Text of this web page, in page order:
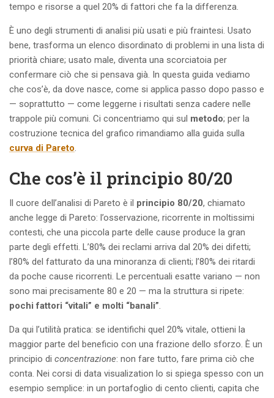
tempo e risorse a quel 20% di fattori che fa la differenza.
È uno degli strumenti di analisi più usati e più fraintesi. Usato
bene, trasforma un elenco disordinato di problemi in una lista di
priorità chiare; usato male, diventa una scorciatoia per
confermare ciò che si pensava già. In questa guida vediamo
che cos’è, da dove nasce, come si applica passo dopo passo e
— soprattutto — come leggerne i risultati senza cadere nelle
trappole più comuni. Ci concentriamo qui sul metodo; per la
costruzione tecnica del grafico rimandiamo alla guida sulla
curva di Pareto
Che cos’è il principio 80/20
Il cuore dell’analisi di Pareto è il principio 80/20, chiamato
anche legge di Pareto: l’osservazione, ricorrente in moltissimi
contesti, che una piccola parte delle cause produce la gran
parte degli effetti. L’80% dei reclami arriva dal 20% dei difetti;
l’80% del fatturato da una minoranza di clienti; l’80% dei ritardi
da poche cause ricorrenti. Le percentuali esatte variano — non
sono mai precisamente 80 e 20 — ma la struttura si ripete:
pochi fattori “vitali” e molti “banali”
Da qui l’utilità pratica: se identifichi quel 20% vitale, ottieni la
maggior parte del beneficio con una frazione dello sforzo. È un
principio di concentrazione: non fare tutto, fare prima ciò che
conta. Nei corsi di data visualization lo si spiega spesso con un
esempio semplice: in un portafoglio di cento clienti, capita che